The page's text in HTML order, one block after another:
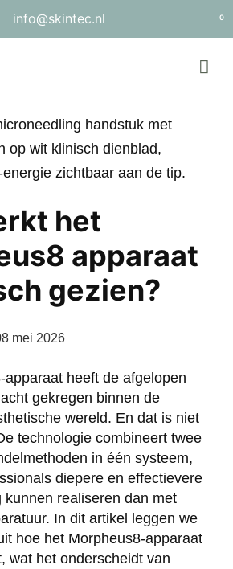
info@skintec.nl 0
het
apparaat
gezien?
mei 2026
apparaat heeft de afgelopen
gekregen binnen de
wereld. En dat is niet
technologie combineert twee
in één systeem,
diepere en effectievere
kunnen realiseren dan met
In dit artikel leggen we
hoe het Morpheus8-apparaat
wat het onderscheidt van